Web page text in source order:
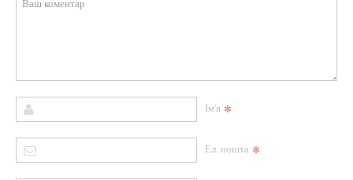
Ім'я *
Ел. пошта *